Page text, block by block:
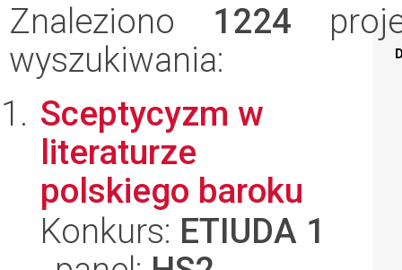
Znaleziono 1224
wyszukiwania:
Sceptycyzm w
literaturze
polskiego baroku
Konkurs: ETIUDA 1